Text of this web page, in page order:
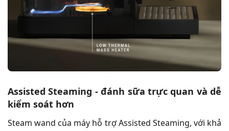
Assisted Steaming - đánh sữa trực quan và dễ
kiểm soát hơn
Steam wand của máy hỗ trợ Assisted Steaming, với khả